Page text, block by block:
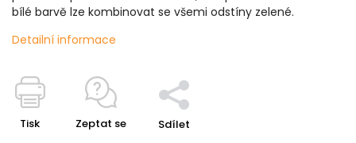
bílé barvě lze kombinovat se všemi odstíny zelené.
Detailní informace
Tisk Zeptat se Sdílet